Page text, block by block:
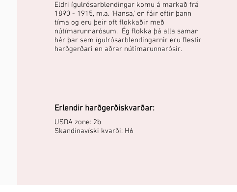
Eldri ígulrósarblendingar komu á markað frá
1890 - 1915, m.a. 'Hansa,' en fáir eftir þann
tíma og eru þeir oft flokkaðir með
nútímarunnarósum. Ég flokka þá alla saman
hér þar sem ígulrósarblendingarnir eru flestir
harðgerðari en aðrar nútímarunnarósir.
Erlendir harðgerðiskvarðar:
USDA zone: 2b
Skandínavíski kvarði: H6